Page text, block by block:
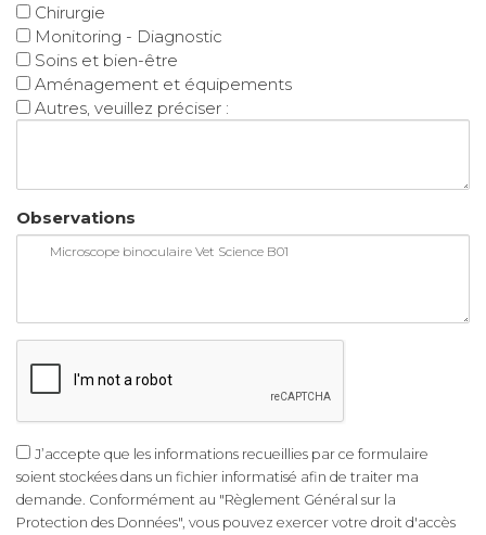
Chirurgie
Monitoring - Diagnostic
Soins et bien-être
Aménagement et équipements
Autres, veuillez préciser :
Observations
J’accepte que les informations recueillies par ce formulaire
soient stockées dans un fichier informatisé afin de traiter ma
demande. Conformément au "Règlement Général sur la
Protection des Données", vous pouvez exercer votre droit d'accès